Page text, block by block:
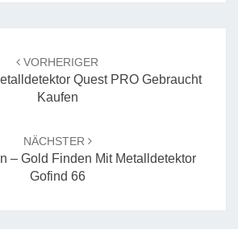
VORHERIGER
Quest PRO Gebraucht
Kaufen
NÄCHSTER
– Gold Finden Mit Metalldetektor
Gofind 66